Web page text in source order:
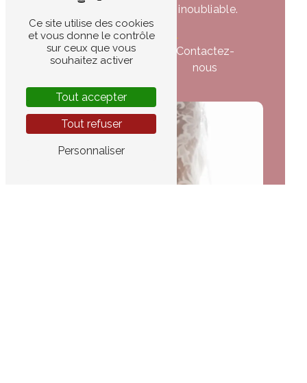
mariage un moment inoubliable.
En savoir
plus
Contactez-
nous
Ce site utilise des cookies
et vous donne le contrôle
sur ceux que vous
souhaitez activer
Tout accepter
Tout refuser
Personnaliser